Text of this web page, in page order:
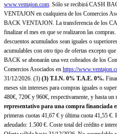
www.ventajon.com. Sólo se recibirá CASH
VENTAJON en cualquiera de los Comercios
BACK VENTAJON. La transferencia de los
finalizar el mes en que se realizaron las
descuentos acumulados sean iguales o
acumulables con otro tipo de ofertas excepto
BACK se abonarán una vez cobrados de los
Comercios Asociados en https://
31/12/2026. (3) (3) T.I.N. 0% T.A.E. 0%.
meses sin intereses para compras iguales o
480€, 720€ y 960€, respectivamente, y hasta un
representativo para una compra financiada
primeras cuotas 41,67 € y última cuota 41,55 €.
adeudado: 1.500 €. Coste total del crédito e